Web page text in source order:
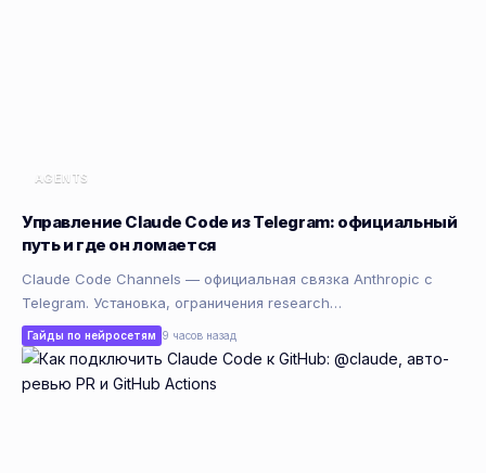
AGENTS
Управление Claude Code из Telegram: официальный
путь и где он ломается
Claude Code Channels — официальная связка Anthropic с
Telegram. Установка, ограничения research…
Гайды по нейросетям 9 часов назад